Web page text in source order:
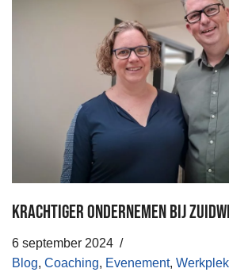
Krachtiger Ondernemen bij
6 september 2024
Blog, Coaching, Evenement, Werkplek